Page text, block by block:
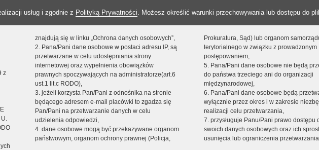
usług i zgodnie z Polityką Prywatności. Możesz określić warunki przechowywania lub dostępu do
z
znajdują się w linku „Ochrona danych osobowych”,
2. Pana/Pani dane osobowe w postaci adresu IP, są
przetwarzane w celu udostępniania strony
internetowej oraz wypełnienia obowiązków
prawnych spoczywających na administratorze(art.6
ust.1 lit.c RODO),
3. jeżeli korzysta Pan/Pani z odnośnika na stronie
będącego adresem e-mail placówki to zgadza się
Pan/Pani na przetwarzanie danych w celu
udzielenia odpowiedzi,
4. dane osobowe mogą być przekazywane organom
państwowym, organom ochrony prawnej (Policja,
Prokuratura, Sąd) lub organom
terytorialnego w związku z prowadzonym
postępowaniem,
5. Pana/Pani dane osobowe nie będą
do państwa trzeciego ani do organizacji
międzynarodowej,
6. Pana/Pani dane osobowe będą
wyłącznie przez okres i w zakresie
realizacji celu przetwarzania,
7. przysługuje Panu/Pani prawo dostępu
swoich danych osobowych oraz ich
usunięcia lub ograniczenia